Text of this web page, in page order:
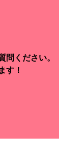
ください。
す！